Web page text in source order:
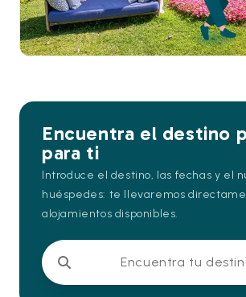
Encuentra el destino
para ti
Introduce el destino, las fechas y el
huéspedes: te llevaremos
alojamientos disponibles.
Encuentra tu